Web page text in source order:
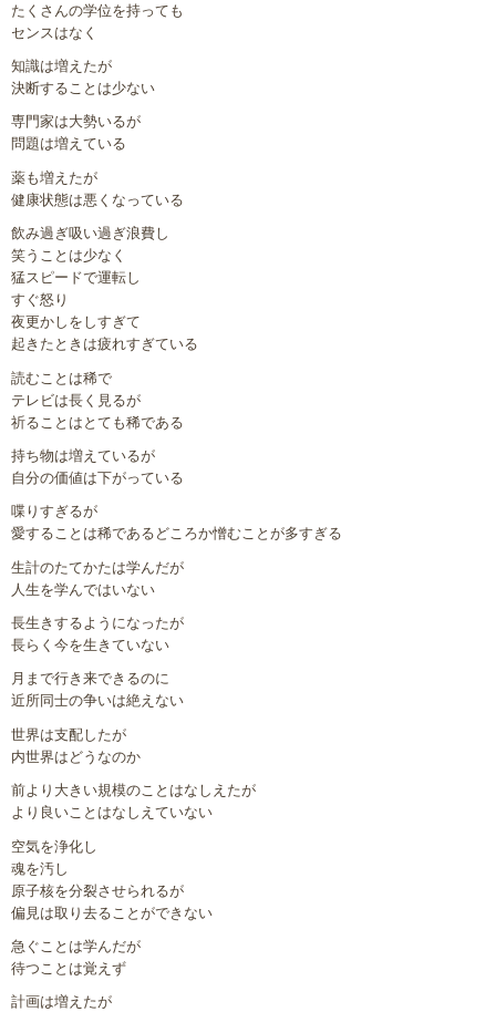
たくさんの学位を持っても
センスはなく
知識は増えたが
決断することは少ない
専門家は大勢いるが
問題は増えている
薬も増えたが
健康状態は悪くなっている
飲み過ぎ吸い過ぎ浪費し
笑うことは少なく
猛スピードで運転し
すぐ怒り
夜更かしをしすぎて
起きたときは疲れすぎている
読むことは稀で
テレビは長く見るが
祈ることはとても稀である
持ち物は増えているが
自分の価値は下がっている
喋りすぎるが
愛することは稀であるどころか憎むことが多すぎる
生計のたてかたは学んだが
人生を学んではいない
長生きするようになったが
長らく今を生きていない
月まで行き来できるのに
近所同士の争いは絶えない
世界は支配したが
内世界はどうなのか
前より大きい規模のことはなしえたが
より良いことはなしえていない
空気を浄化し
魂を汚し
原子核を分裂させられるが
偏見は取り去ることができない
急ぐことは学んだが
待つことは覚えず
計画は増えたが